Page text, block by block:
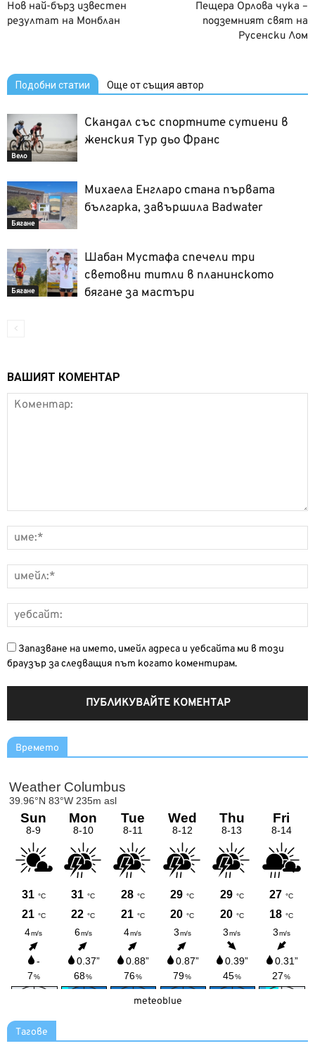
Нов най-бърз известен
резултат на Монблан
Пещера Орлова чука –
подземният свят на
Русенски Лом
Подобни статии Още от същия автор
Вело
Скандал със спортните сутиени в
женския Тур дьо Франс
Бягане
Михаела Енгларо стана първата
българка, завършила Badwater
Бягане
Шабан Мустафа спечели три
световни титли в планинското
бягане за мастъри
ВАШИЯТ КОМЕНТАР
Запазване на името, имейл адреса и уебсайта ми в този
браузър за следващия път когато коментирам.
Времето
meteoblue
Тагове